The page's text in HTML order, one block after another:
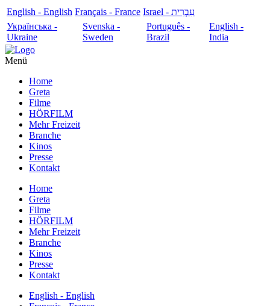
English - English Français - France
עִבְרִית - Israel
Українська -
Ukraine
Svenska -
Sweden
Português -
Brazil
English -
India
Menü
Home
Greta
Filme
HÖRFILM
Mehr Freizeit
Branche
Kinos
Presse
Kontakt
Home
Greta
Filme
HÖRFILM
Mehr Freizeit
Branche
Kinos
Presse
Kontakt
English - English